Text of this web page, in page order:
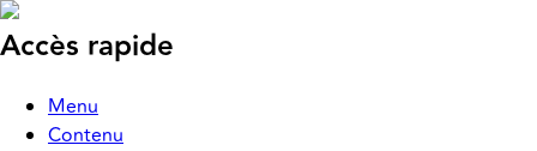
Accès rapide
Menu
Contenu